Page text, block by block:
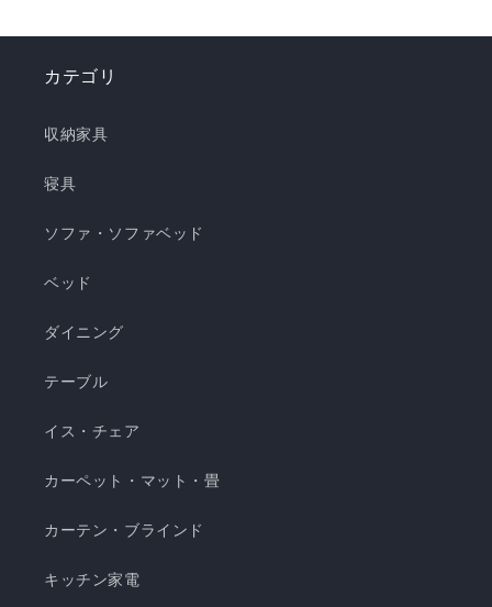
う！✨ ❄️強冷感リバーシブルケット ❄️強冷感リバ
き枕 ❄️強冷感3層ごろ寝マット ❄️強冷感ソファーパ
ッド ❄️強冷感極厚ラグ 🍃【New!!】通年使えるレ
ケット ・選べる4サイズ(ハーフ/シングル/セミダ
シブル仕様 ・柔らかくてとろっとしたくしゅくし
濯できてお手入れ簡単 瞬間避暑地 くしゅくしゅケ
暑地 くしゅくしゅケット SD...
カテゴリ
収納家具
寝具
ソファ・ソファベッド
ベッド
ダイニング
テーブル
イス・チェア
カーペット・マット・畳
カーテン・ブラインド
キッチン家電